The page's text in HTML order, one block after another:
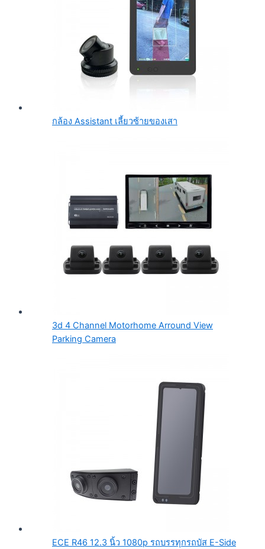
กล้อง Assistant เลี้ยวซ้ายของเสา
3d 4 Channel Motorhome Arround View
Parking Camera
ECE R46 12.3 นิ้ว 1080p รถบรรทุกรถบัส E-Side